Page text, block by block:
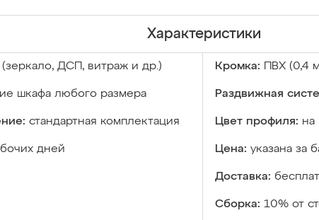
Характеристики
ДСП, витраж и др.) Кромка: ПВХ (0,4
шкафа любого размера Раздвижная
стандартная комплектация Цвет профиля: на
дней Цена: указана за
Доставка:
Сборка: 10% от